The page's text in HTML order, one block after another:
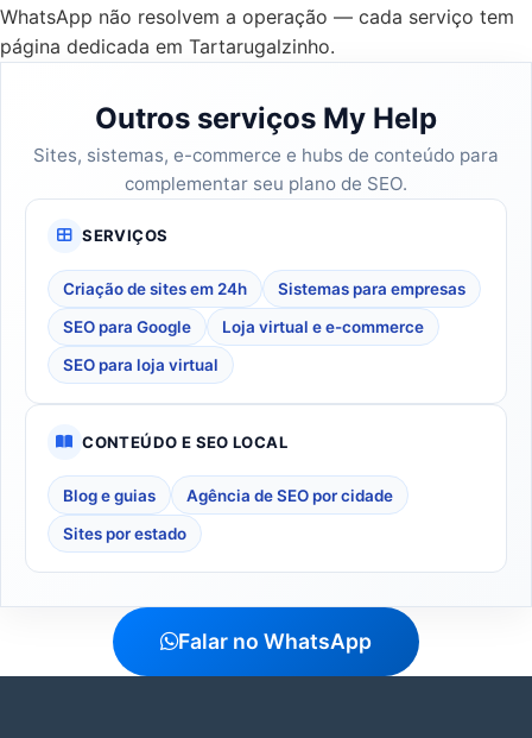
WhatsApp não resolvem a operação — cada serviço tem
página dedicada em Tartarugalzinho.
Outros serviços My Help
Sites, sistemas, e-commerce e hubs de conteúdo para
complementar seu plano de SEO.
SERVIÇOS
Criação de sites em 24h Sistemas para empresas
SEO para Google Loja virtual e e-commerce
SEO para loja virtual
CONTEÚDO E SEO LOCAL
Blog e guias Agência de SEO por cidade
Sites por estado
Falar no WhatsApp